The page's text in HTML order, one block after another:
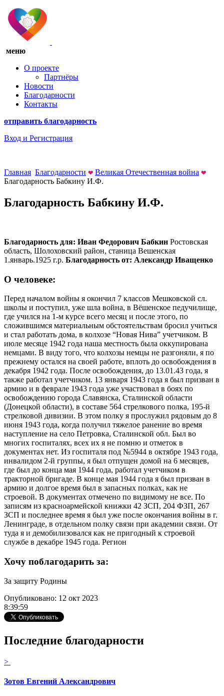
меню
О проекте
Партнёры
Новости
Благодарности
Контакты
отправить благодарность
Вход и Регистрация
Главная Благодарности
Великая Отечественная война
Благодарность Бабкину И.Ф.
Благодарность Бабкину И.Ф.
Благодарность для: Иван Федорович Бабкин Ростовская
область, Шолоховский район, станица Вешенская
1.январь.1925 г.р. Благодарность от: Александр Иващенко
О человеке:
Перед началом войны я окончил 7 классов Мешковской сл.
школы и поступил, уже шла война, в Вёшенское педучилище,
где учился на 1-м курсе всего месяц и после этого, по
сложившимся материальным обстоятельствам бросил учиться
и стал работать дома, в колхозе “Новая Нива” учетчиком. В
июле месяце 1942 года наша местность была оккупирована
немцами. В виду того, что колхозы немцы не разгоняли, я по
прежнему остался на своей работе, вплоть до освобождения в
декабря 1942 года. После освобождения, до 13.01.43 года, я
также работал учетчиком. 13 января 1943 года я был призван в
армию и в феврале 1943 года уже участвовал в боях по
освобождению города Славянска, Сталинской области
(Донецкой области), в составе 564 стрелкового полка, 195-й
стрелковой дивизии. В этом полку я прослужил рядовым до 8
июня 1943 года, когда получил тяжелое ранение во время
наступление на село Петровка, Сталинской обл. Был во
многих госпиталях, всех их я не помню и отметок в
документах нет. Из госпиталя под №5944 в октябре 1943 года,
инвалидом 2-й группы, я был отпущен домой на 6 месяцев,
где был до конца мая 1944 года, работал учетчиком в
тракторной бригаде. В конце мая 1944 года я был призван в
армию и долгое время был в запасных полках, как не
строевой. В документах отмечено по видимому не все. По
записям из красноармейской книжки 42 ЗСП, 204 ФЗП, 267
ЗСП и последнее время я был уже после окончания войны в г.
Ленинграде, в отдельном полку связи при академии связи. От
туда я и демобилизовался как не пригодный к строевой
службе в декабре 1945 года. Регион
Хочу поблагодарить за:
За защиту Родины
Опубликовано: 12 окт 2023
8:39:59
Последние благодарности
>
Зотов Евгений Александрович